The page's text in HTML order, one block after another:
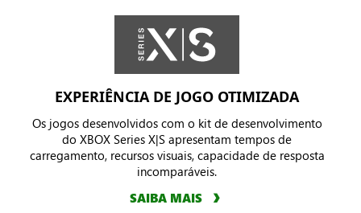
EXPERIÊNCIA DE JOGO OTIMIZADA
Os jogos desenvolvidos com o kit de desenvolvimento
do XBOX Series X|S apresentam tempos de
carregamento, recursos visuais, capacidade de resposta
incomparáveis.
SAIBA MAIS